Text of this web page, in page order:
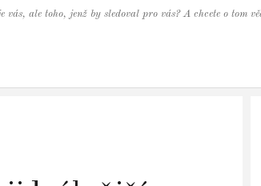
ale toho, jenž by sledoval pro vás? A chcete o tom